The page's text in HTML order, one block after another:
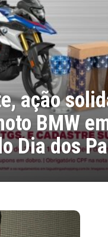
ação
BMW
Dia dos